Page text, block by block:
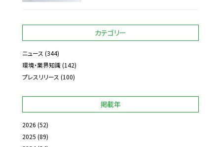
カテゴリー
ニュース (344)
環境・業界知識(142)
プレスリリース (100)
掲載年
2026 (52)
2025 (89)